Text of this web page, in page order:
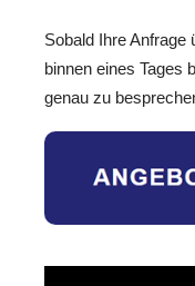
Sobald Ihre Anfrage
binnen eines Tages
genau zu